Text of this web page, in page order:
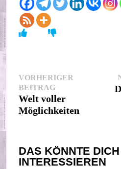
VORHERIGER
BEITRAGVorheriger
Beitrag:
Welt voller
Möglichkeiten
DAS KÖNNTE
INTERESSIEREN